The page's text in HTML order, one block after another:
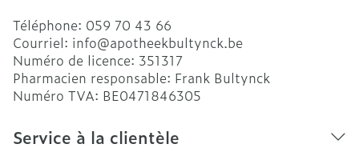
Téléphone: 059 70 43 66
Courriel: info@apotheekbultynck.be
Numéro de licence: 351317
Pharmacien responsable: Frank Bultynck
Numéro TVA: BE0471846305
Service à la clientèle